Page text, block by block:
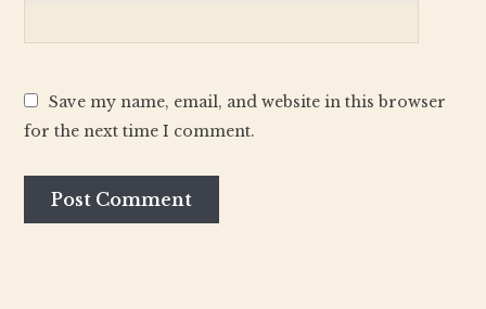
Save my name, email, and website in this browser
for the next time I comment.